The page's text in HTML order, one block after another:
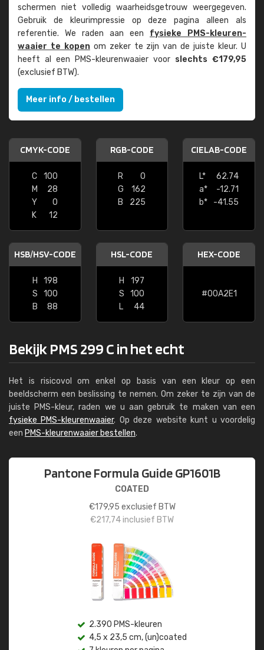
schermen niet volledig waarheids­­getrouw weer­gegeven.
Gebruik de kleur­impressie op deze pagina alleen als
referentie. We raden aan een fysieke PMS-kleuren­
waaier te kopenom zeker te zijn van de juiste kleur. U
heeft al een PMS-kleuren­waaier voor slechts €179,95
(exclusief BTW).
Meer info / bestellen
CMYK-CODE
C
100
M
28
Y
0
K
12
RGB-CODE
R
0
G
162
B
225
CIELAB-CODE
L*
62.74
a*
-12.71
b*
-41.55
HSB/HSV-CODE
H
198
S
100
B
88
HSL-CODE
H
197
S
100
L
44
HEX-CODE
#00A2E1
Bekijk PMS 299 C in het echt
Het is risicovol om enkel op basis van een kleur op een
beeldscherm een beslissing te nemen. Om zeker te zijn van de
juiste PMS-kleur, raden we u aan gebruik te maken van een
fysieke PMS-kleurenwaaier. Op deze website kunt u voordelig
een PMS-kleurenwaaier bestellen.
Pantone Formula Guide GP1601B
COATED
€179,95 exclusief BTW
€217,74inclusief BTW
2.390 PMS-kleuren
4,5 x 23,5 cm, (un)coated